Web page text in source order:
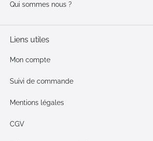
Qui sommes nous ?
Liens utiles
Mon compte
Suivi de commande
Mentions légales
CGV